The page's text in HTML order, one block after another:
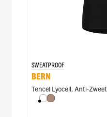
SWEATPROOF
BERN
Tencel Lyocell, Anti-Zweet
WitNatural